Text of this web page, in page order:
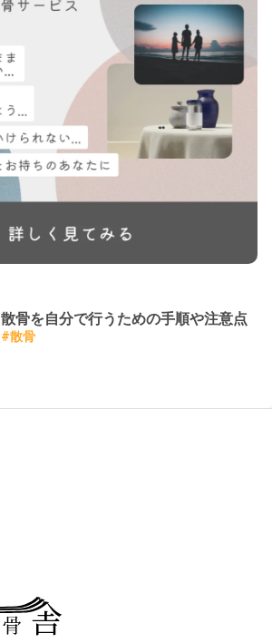
散骨を自分で行うための手順や注意点
#散骨